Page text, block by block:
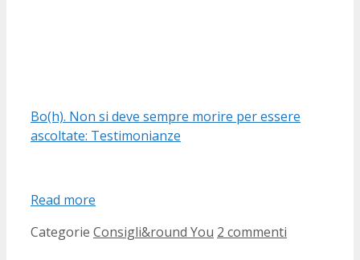
Bo(h). Non si deve sempre morire per essere
ascoltate: Testimonianze
Read more
Categorie Consigli&round You 2 commenti